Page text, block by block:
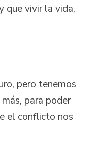
que vivir la vida,
pero tenemos
para poder
el conflicto nos